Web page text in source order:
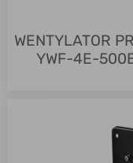
WENTYLATOR
YWF-4E-